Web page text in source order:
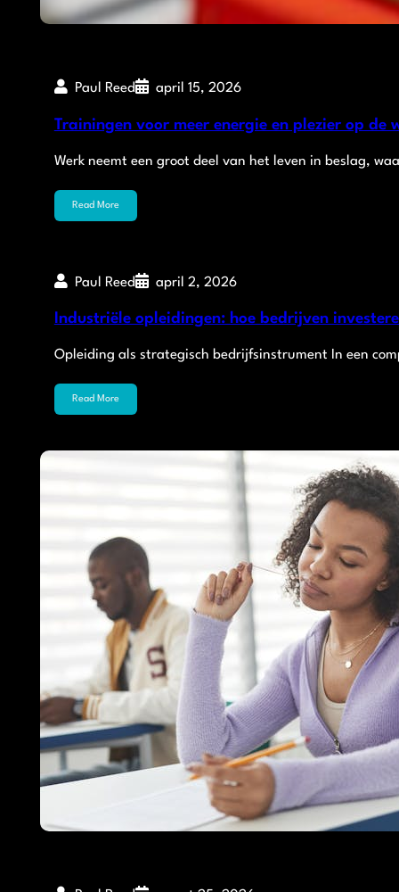
Paul Reed april 15, 2026
Trainingen voor meer energie en plezier op de
Werk neemt een groot deel van het leven in beslag,
Read More
Paul Reed april 2, 2026
Industriële opleidingen: hoe bedrijven
Opleiding als strategisch bedrijfsinstrument In een
Read More